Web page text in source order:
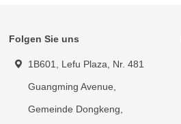
Folgen Sie uns
1B601, Lefu Plaza, Nr. 481
Guangming Avenue,
Gemeinde Dongkeng,